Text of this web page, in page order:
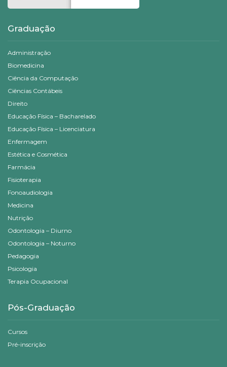
Graduação
Administração
Biomedicina
Ciência da Computação
Ciências Contábeis
Direito
Educação Física – Bacharelado
Educação Física – Licenciatura
Enfermagem
Estética e Cosmética
Farmácia
Fisioterapia
Fonoaudiologia
Medicina
Nutrição
Odontologia – Diurno
Odontologia – Noturno
Pedagogia
Psicologia
Terapia Ocupacional
Pós-Graduação
Cursos
Pré-inscrição